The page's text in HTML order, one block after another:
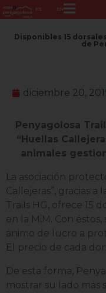
ES EN
Disponibles 15
de
diciembre 20,
Penyagolosa
“Huellas
animales
La asociación
Callejeras”, gracias
Trails HG, ofrece 15
en la MiM. Con
ánimo de lucro a
El precio de cada
De esta forma,
mostrar su lado más